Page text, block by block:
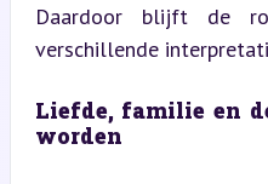
Daardoor blijft de
verschillende
Liefde, familie en
worden